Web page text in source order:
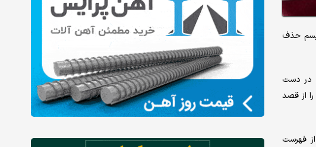
حذف
در دست
از قصد
فهرست